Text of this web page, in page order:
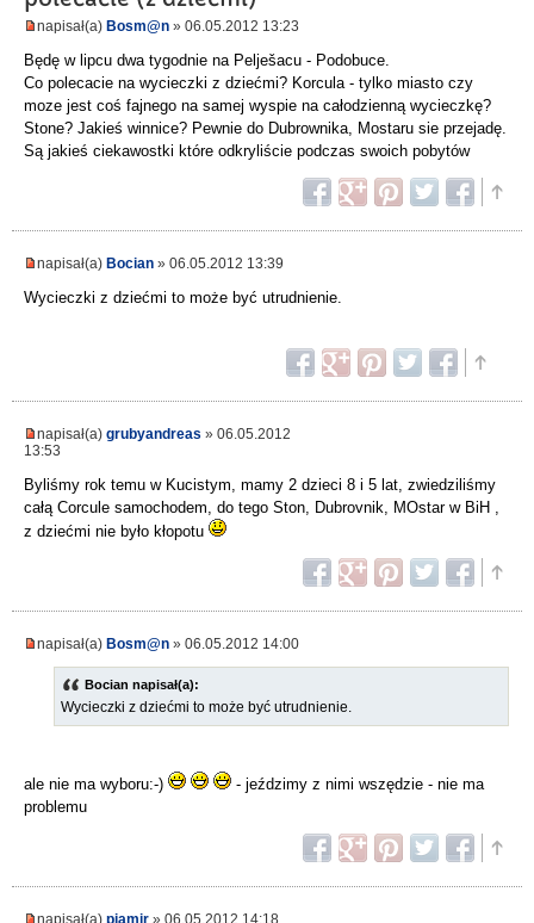
napisał(a) Bosm@n » 06.05.2012 13:23
Będę w lipcu dwa tygodnie na Pelješacu - Podobuce.
Co polecacie na wycieczki z dziećmi? Korcula - tylko miasto czy
moze jest coś fajnego na samej wyspie na całodzienną wycieczkę?
Stone? Jakieś winnice? Pewnie do Dubrownika, Mostaru sie przejadę.
Są jakieś ciekawostki które odkryliście podczas swoich pobytów
napisał(a) Bocian » 06.05.2012 13:39
Wycieczki z dziećmi to może być utrudnienie.
napisał(a) grubyandreas » 06.05.2012
13:53
Byliśmy rok temu w Kucistym, mamy 2 dzieci 8 i 5 lat, zwiedziliśmy
całą Corcule samochodem, do tego Ston, Dubrovnik, MOstar w BiH ,
z dziećmi nie było kłopotu
napisał(a) Bosm@n » 06.05.2012 14:00
Bocian napisał(a):
Wycieczki z dziećmi to może być utrudnienie.
ale nie ma wyboru:-)
- jeździmy z nimi wszędzie - nie ma
problemu
napisał(a) piamir » 06.05.2012 14:18